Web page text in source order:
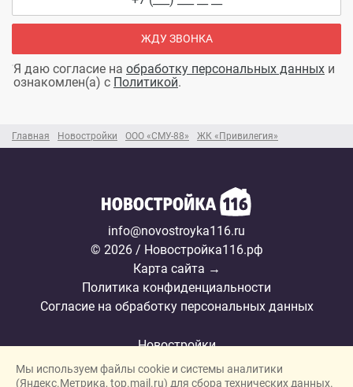
Главная Новостройки ООО «СМУ-88» ЖК «Привилегия»
ЖДУ ЗВОНКА
Я даю согласие на обработку персональных данных и
ознакомлен(а) с Политикой.
info@novostroyka116.ru
© 2026 / Новостройка116.рф
Карта сайта →
Политика конфиденциальности
Согласие на обработку персональных данных
Новостройки
Застройщики
Мы используем файлы cookie и системы аналитики
(Яндекс.Метрика, top.mail.ru) для сбора технических данных.